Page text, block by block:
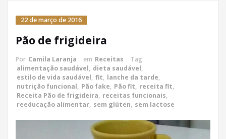
22 de março de 2016
Pão de frigideira
Por Camila Laranja em Receitas
Tag
alimentação saudável, dieta saudável,
estilo de vida saudável, fit, lanche da tarde,
nutrição funcional, Pão fake, Pão fit, receita fit,
Receita Pão de frigideira, receitas funcionais,
reeducação alimentar, sem glúten, sem lactose